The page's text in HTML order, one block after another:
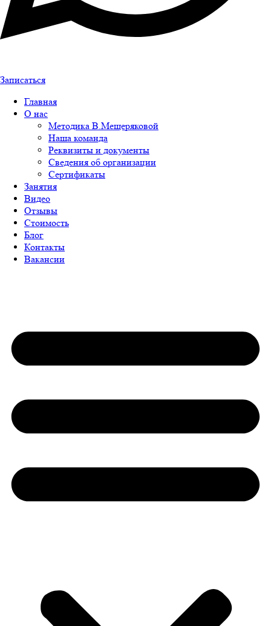
Записаться
Главная
О нас
Методика В.Мещеряковой
Наша команда
Реквизиты и документы
Сведения об организации
Сертификаты
Занятия
Видео
Отзывы
Стоимость
Блог
Контакты
Вакансии